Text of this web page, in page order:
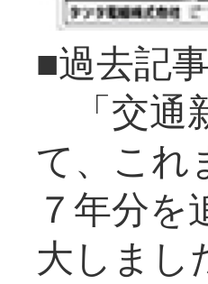
■過去記
「交通
て、これ
７年分
大し